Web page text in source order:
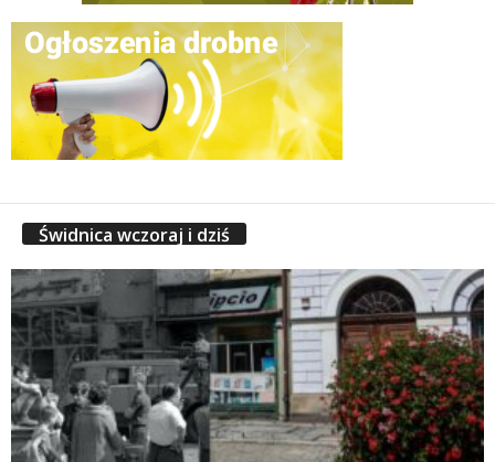
Świdnica wczoraj i dziś